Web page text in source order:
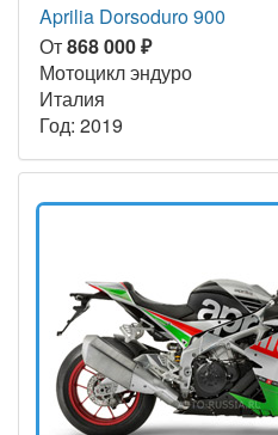
Aprilia Dorsoduro 900
От868 000 ₽
Мотоцикл эндуро
Италия
Год: 2019